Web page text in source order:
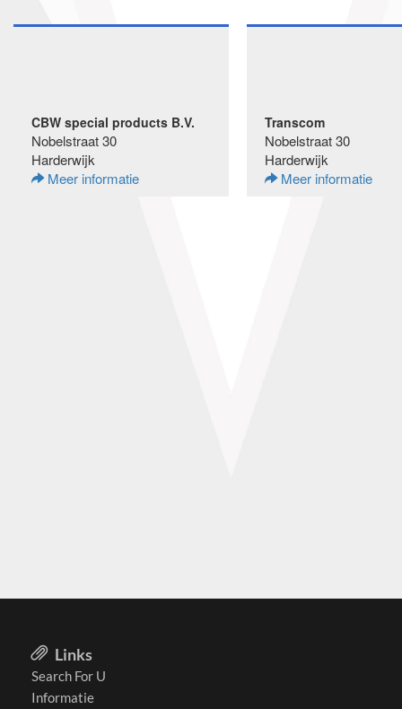
CBW special products B.V.
Nobelstraat 30
Harderwijk
Meer informatie
Transcom
Nobelstraat 30
Harderwijk
Meer informatie
Links
Search For U
Informatie